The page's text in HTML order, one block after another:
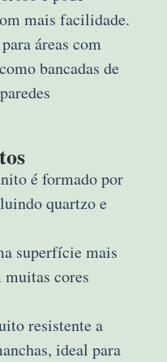
mais facilidade.
áreas com
bancadas de
é formado por
quartzo e
superfície mais
muitas cores
resistente a
ideal para